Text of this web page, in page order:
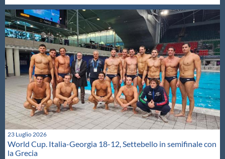
23 Luglio 2026
World Cup. Italia-Georgia 18-12, Settebello in semifinale con
la Grecia